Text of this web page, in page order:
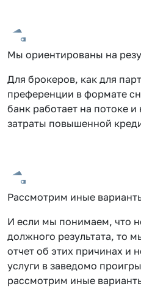
Мы ориентированы на
Для брокеров, как для
преференции в формате
банк работает на потоке
затраты повышенной
Рассмотрим иные
И если мы понимаем, что
должного результата, то
отчет об этих причинах и
услуги в заведомо
рассмотрим иные